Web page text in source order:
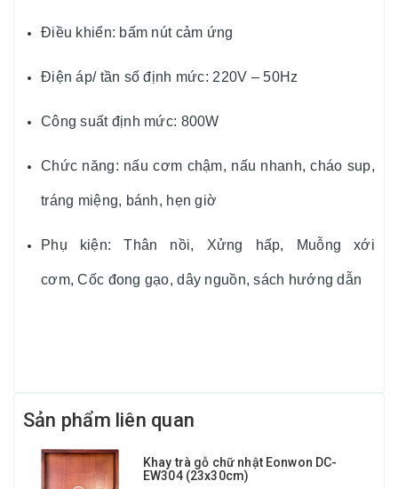
Điều khiển: bấm nút cảm ứng
Điện áp/ tần số định mức: 220V – 50Hz
Công suất định mức: 800W
Chức năng: nấu cơm chậm, nấu nhanh, cháo sup,
tráng miệng, bánh, hẹn giờ
Phụ kiện: Thân nồi, Xửng hấp, Muỗng xới
cơm, Cốc đong gạo, dây nguồn, sách hướng dẫn
Sản phẩm liên quan
Khay trà gỗ chữ nhật Eonwon DC-
EW304 (23x30cm)